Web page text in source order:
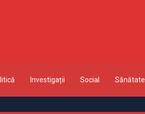
Investigații Social Sănătate